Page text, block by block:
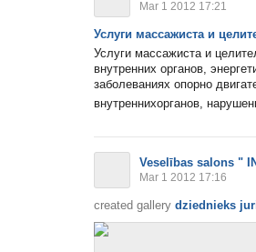
Mar 1 2012 17:21
Услуги массажиста и
Услуги массажиста и
внутренних органов,
заболеваниях опорно
внутреннихорганов,
Veselības salons "
Mar 1 2012 17:16
created gallery dziednieks